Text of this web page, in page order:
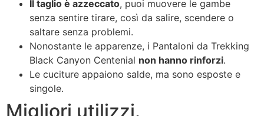
Il taglio è azzeccato, puoi muovere le gambe
senza sentire tirare, così da salire, scendere o
saltare senza problemi.
Nonostante le apparenze, i Pantaloni da Trekking
Black Canyon Centenial non hanno rinforzi.
Le cuciture appaiono salde, ma sono esposte e
singole.
Migliori utilizzi.